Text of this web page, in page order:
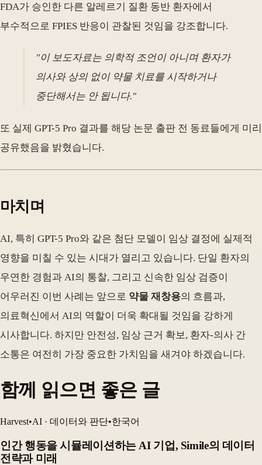
FDA가 승인한 다른 알레르기 질환 동반 환자에서
부수적으로 FPIES 반응이 관찰된 것임을 강조합니다.
"이 보도자료는 의학적 조언이 아니며 환자가
의사와 상의 없이 약물 치료를 시작하거나
중단해서는 안 됩니다."
또 실제 GPT-5 Pro 결과를 해당 논문 출판 전 동료들에게 미리
공유했음을 밝혔습니다.
마치며
AI, 특히 GPT-5 Pro와 같은 첨단 모델이 임상 결정에 실제적
영향을 미칠 수 있는 시대가 열리고 있습니다. 단일 환자의
우연한 경험과 AI의 통찰, 그리고 신속한 임상 검증이
어우러진 이번 사례는 앞으로 약물 재창용의 흐름과,
의료혁신에서 AI의 역할이 더욱 확대될 것임을 강하게
시사합니다. 하지만 안전성, 임상 근거 확보, 환자-의사 간
소통은 여전히 가장 중요한 가치임을 새겨야 하겠습니다.
함께 읽으면 좋은 글
Harvest•AI · 데이터와 판단•한국어
인간 행동을 시뮬레이션하는 AI 기업, Simile의 데이터
전략과 미래